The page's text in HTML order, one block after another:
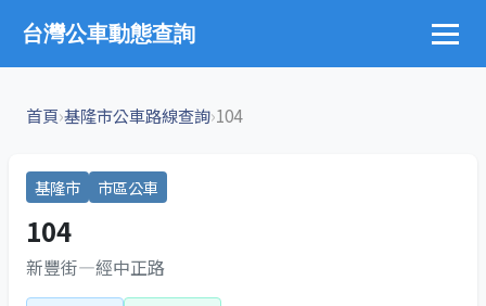
台灣公車動態查詢
首頁›基隆市公車路線查詢›104
基隆市 市區公車
104
新豐街—經中正路